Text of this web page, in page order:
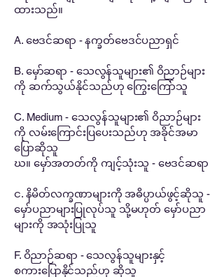
ထားသည်။
A. ဗေဒင်ဆရာ - နက္ခတ်ဗေဒင်ပညာရှင်
B. မှော်ဆရာ - သေလွန်သူများ၏ ဝိညာဉ်များ
ကို ဆက်သွယ်နိုင်သည်ဟု ကြွေးကြော်သူ
C. Medium - သေလွန်သူများ၏ ဝိညာဉ်များ
ကို လမ်းကြောင်းပြပေးသည်ဟု အခိုင်အမာ
ပြောဆိုသူ
ဃ။ မှော်အတတ်ကို ကျင့်သုံးသူ - ဗေဒင်ဆရာ
င. နိမိတ်လက္ခဏာများကို အဓိပ္ပာယ်ဖွင့်ဆိုသူ -
မှော်ပညာများပြုလုပ်သူ သို့မဟုတ် မှော်ပညာ
များကို အသုံးပြုသူ
F. ဝိညာဉ်ဆရာ - သေလွန်သူများနှင့်
စကားပြောနိုင်သည်ဟု ဆိုသူ